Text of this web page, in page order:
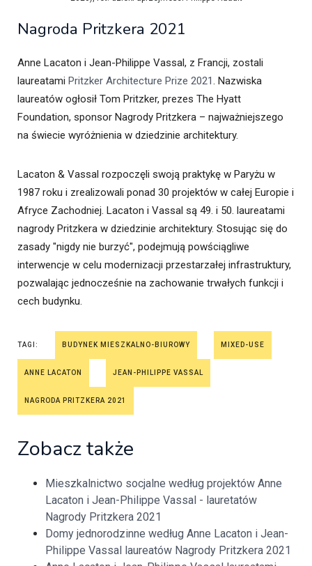
Nagroda Pritzkera 2021
Anne Lacaton i Jean-Philippe Vassal, z Francji, zostali
laureatami Pritzker Architecture Prize 2021. Nazwiska
laureatów ogłosił Tom Pritzker, prezes The Hyatt
Foundation, sponsor Nagrody Pritzkera – najważniejszego
na świecie wyróżnienia w dziedzinie architektury.
Lacaton & Vassal rozpoczęli swoją praktykę w Paryżu w
1987 roku i zrealizowali ponad 30 projektów w całej Europie i
Afryce Zachodniej. Lacaton i Vassal są 49. i 50. laureatami
nagrody Pritzkera w dziedzinie architektury. Stosując się do
zasady "nigdy nie burzyć", podejmują powściągliwe
interwencje w celu modernizacji przestarzałej infrastruktury,
pozwalając jednocześnie na zachowanie trwałych funkcji i
cech budynku.
TAGI: BUDYNEK MIESZKALNO-BIUROWY MIXED-USE
ANNE LACATON JEAN-PHILIPPE VASSAL
NAGRODA PRITZKERA 2021
Zobacz także
Mieszkalnictwo socjalne według projektów Anne
Lacaton i Jean-Philippe Vassal - lauretatów
Nagrody Pritzkera 2021
Domy jednorodzinne według Anne Lacaton i Jean-
Philippe Vassal laureatów Nagrody Pritzkera 2021